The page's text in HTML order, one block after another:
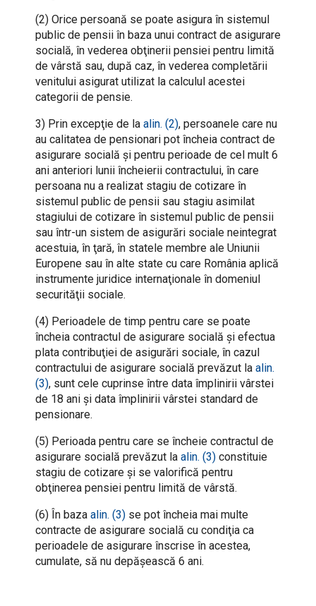
(2) Orice persoană se poate asigura în sistemul
public de pensii în baza unui contract de asigurare
socială, în vederea obţinerii pensiei pentru limită
de vârstă sau, după caz, în vederea completării
venitului asigurat utilizat la calculul acestei
categorii de pensie.
3) Prin excepţie de la alin. (2), persoanele care nu
au calitatea de pensionari pot încheia contract de
asigurare socială şi pentru perioade de cel mult 6
ani anteriori lunii încheierii contractului, în care
persoana nu a realizat stagiu de cotizare în
sistemul public de pensii sau stagiu asimilat
stagiului de cotizare în sistemul public de pensii
sau într-un sistem de asigurări sociale neintegrat
acestuia, în ţară, în statele membre ale Uniunii
Europene sau în alte state cu care România aplică
instrumente juridice internaţionale în domeniul
securităţii sociale.
(4) Perioadele de timp pentru care se poate
încheia contractul de asigurare socială şi efectua
plata contribuţiei de asigurări sociale, în cazul
contractului de asigurare socială prevăzut la alin.
(3), sunt cele cuprinse între data împlinirii vârstei
de 18 ani şi data împlinirii vârstei standard de
pensionare.
(5) Perioada pentru care se încheie contractul de
asigurare socială prevăzut la alin. (3) constituie
stagiu de cotizare şi se valorifică pentru
obţinerea pensiei pentru limită de vârstă.
(6) În baza alin. (3) se pot încheia mai multe
contracte de asigurare socială cu condiţia ca
perioadele de asigurare înscrise în acestea,
cumulate, să nu depăşească 6 ani.